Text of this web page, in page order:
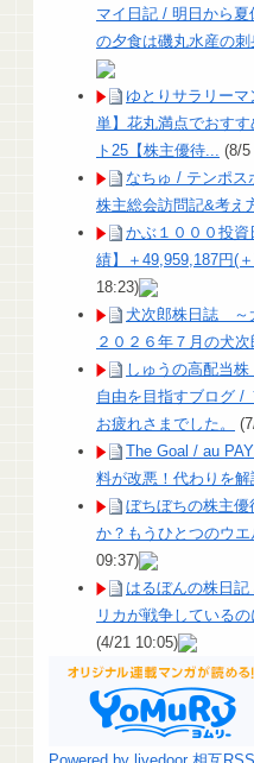
マイ日記 / 明日から夏
の夕食は磯丸水産の刺
ゆとりサラリー
単】花丸満点でおす
ト25【株主優待...
(8/5
なちゅ / テンポス
株主総会訪問記&考え
かぶ１０００投
績】＋49,959,187円(
18:23)
犬次郎株日誌 ～
２０２６年７月の犬次
しゅうの高配当
自由を目指すブログ /
お疲れさまでした。
The Goal / au
料が改悪！代わりを解
ぼちぼちの株主
か？もうひとつのウエ
09:37)
はるぼんの株日
リカが戦争しているの
(4/21 10:05)